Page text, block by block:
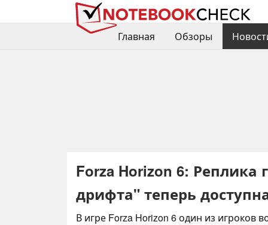
Главная
Обзоры
Forza Horizon 6: Реплика
дрифта" теперь
В игре Forza Horizon 6 один из игроков